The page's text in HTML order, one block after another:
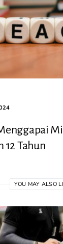
12 Tahun
YOU MAY ALSO